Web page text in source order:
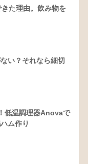
た理由。飲み物を
い？それなら細切
低温調理器Anovaで
ム作り